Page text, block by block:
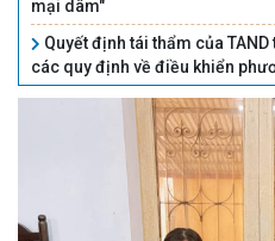
mại dâm"
Quyết định tái thẩm của
các quy định về điều khiển